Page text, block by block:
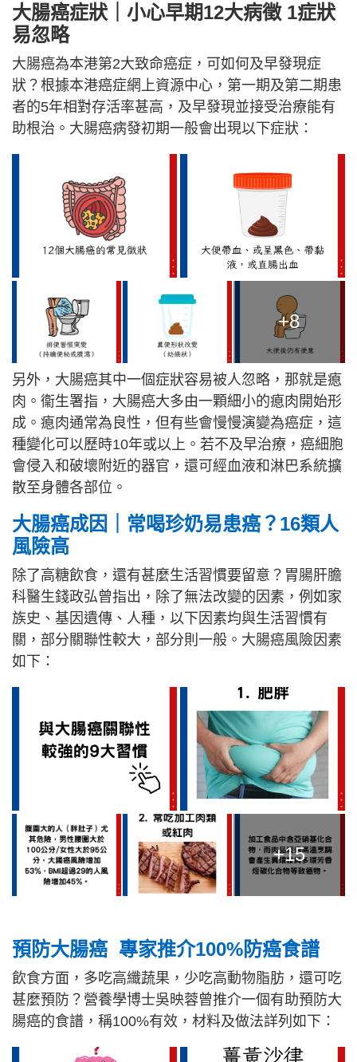
大腸癌症狀｜小心早期12大病徵 1症狀
易忽略
大腸癌為本港第2大致命癌症，可如何及早發現症
狀？根據本港癌症網上資源中心，第一期及第二期患
者的5年相對存活率甚高，及早發現並接受治療能有
助根治。大腸癌病發初期一般會出現以下症狀：
+8
另外，大腸癌其中一個症狀容易被人忽略，那就是瘜
肉。衞生署指，大腸癌大多由一顆細小的瘜肉開始形
成。瘜肉通常為良性，但有些會慢慢演變為癌症，這
種變化可以歷時10年或以上。若不及早治療，癌細胞
會侵入和破壞附近的器官，還可經血液和淋巴系統擴
散至身體各部位。
大腸癌成因｜ 常喝珍奶易患癌？16類人
風險高
除了高糖飲食，還有甚麼生活習慣要留意？胃腸肝膽
科醫生錢政弘曾指出，除了無法改變的因素，例如家
族史、基因遺傳、人種，以下因素均與生活習慣有
關，部分關聯性較大，部分則一般。大腸癌風險因素
如下：
+15
預防大腸癌 專家推介100%防癌食譜
飲食方面，多吃高纖蔬果，少吃高動物脂肪，還可吃
甚麼預防？營養學博士吳映蓉曾推介一個有助預防大
腸癌的食譜，稱100%有效，材料及做法詳列如下：